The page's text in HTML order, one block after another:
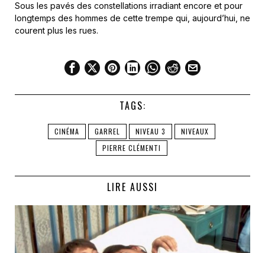
Sous les pavés des constellations irradiant encore et pour
longtemps des hommes de cette trempe qui, aujourd’hui, ne
courent plus les rues.
TAGS:
CINÉMA GARREL NIVEAU 3
NIVEAUX
PIERRE CLÉMENTI
LIRE AUSSI